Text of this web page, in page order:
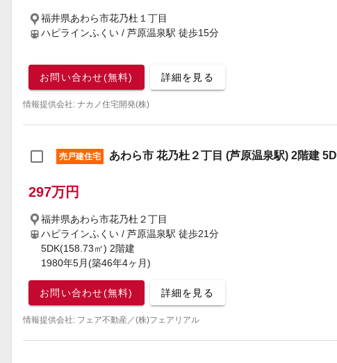
福井県あわら市花乃杜１丁目
ハピラインふくい / 芦原温泉駅 徒歩15分
お問い合わせ(無料) 詳細を見る
情報提供会社: ナカノ住宅開発(株)
売戸建住宅 あわら市 花乃杜２丁目 (芦原温泉駅) 2階建
297万円
福井県あわら市花乃杜２丁目
ハピラインふくい / 芦原温泉駅 徒歩21分
5DK(158.73㎡) 2階建
1980年5月(築46年4ヶ月)
お問い合わせ(無料) 詳細を見る
情報提供会社: フェア不動産／(株)フェアリアル